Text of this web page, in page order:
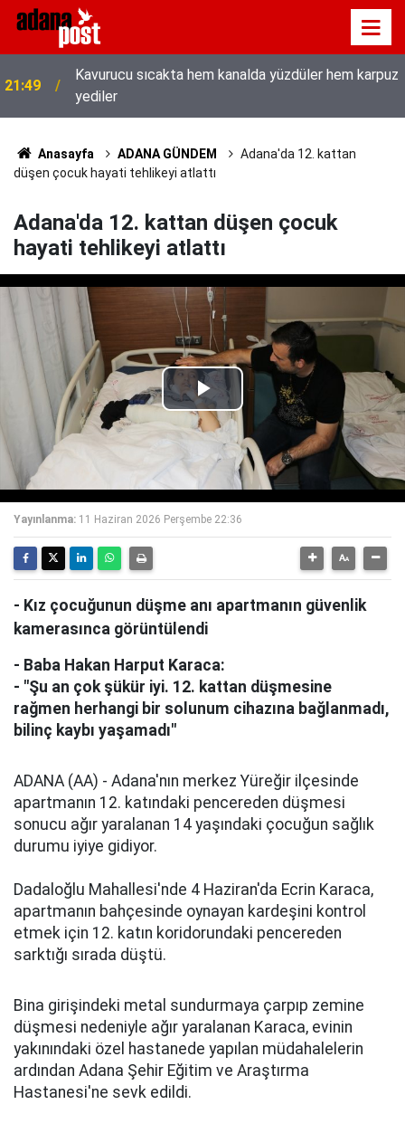
21:49
Kavurucu sıcakta hem kanalda yüzdüler hem karpuz
yediler
Anasayfa ADANA GÜNDEM
Adana'da 12. kattan
düşen çocuk hayati tehlikeyi atlattı
Adana'da 12. kattan düşen çocuk
hayati tehlikeyi atlattı
Play
Video
Yayınlanma: 11 Haziran 2026 Perşembe 22:36
- Kız çocuğunun düşme anı apartmanın güvenlik
kamerasınca görüntülendi
- Baba Hakan Harput Karaca:
- "Şu an çok şükür iyi. 12. kattan düşmesine
rağmen herhangi bir solunum cihazına bağlanmadı,
bilinç kaybı yaşamadı"
ADANA (AA) - Adana'nın merkez Yüreğir ilçesinde
apartmanın 12. katındaki pencereden düşmesi
sonucu ağır yaralanan 14 yaşındaki çocuğun sağlık
durumu iyiye gidiyor.
Dadaloğlu Mahallesi'nde 4 Haziran'da Ecrin Karaca,
apartmanın bahçesinde oynayan kardeşini kontrol
etmek için 12. katın koridorundaki pencereden
sarktığı sırada düştü.
Bina girişindeki metal sundurmaya çarpıp zemine
düşmesi nedeniyle ağır yaralanan Karaca, evinin
yakınındaki özel hastanede yapılan müdahalelerin
ardından Adana Şehir Eğitim ve Araştırma
Hastanesi'ne sevk edildi.